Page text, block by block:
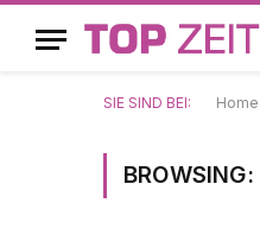
SIE SIND BEI: Home
BROWSING: